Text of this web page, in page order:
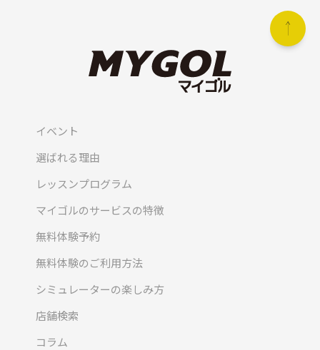
イベント
選ばれる理由
レッスンプログラム
マイゴルのサービスの特徴
無料体験予約
無料体験のご利用方法
シミュレーターの楽しみ方
店舗検索
コラム